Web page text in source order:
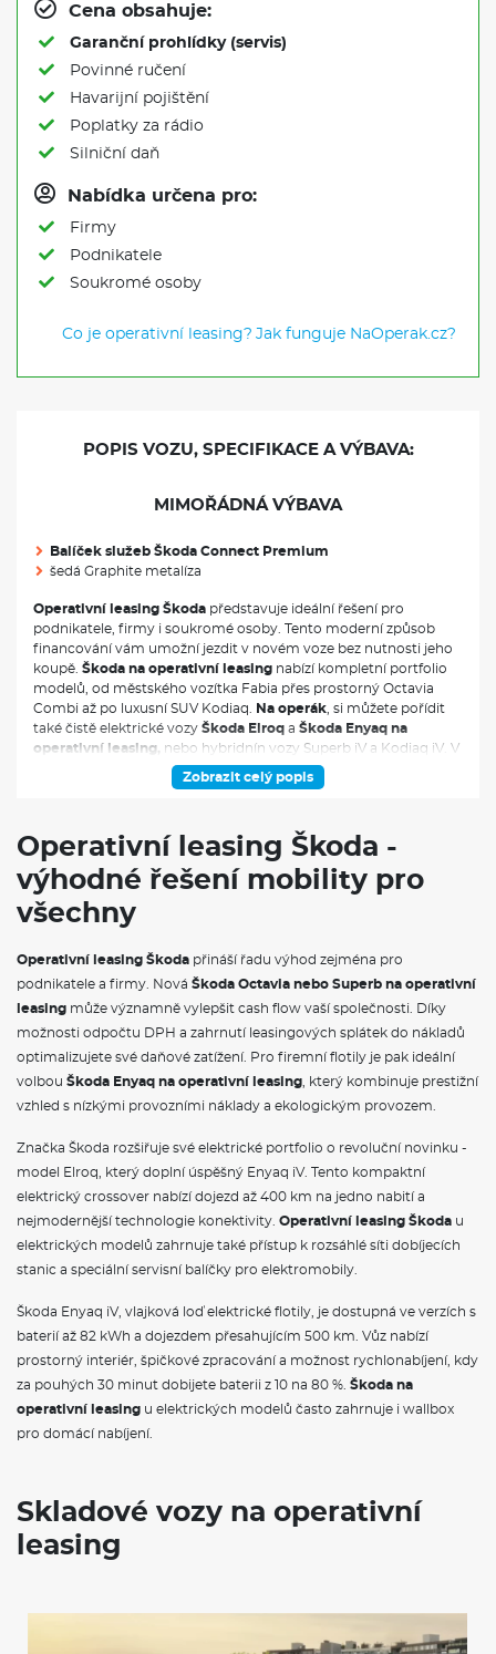
Cena obsahuje:
Garanční prohlídky (servis)
Povinné ručení
Havarijní pojištění
Poplatky za rádio
Silniční daň
Nabídka určena pro:
Firmy
Podnikatele
Soukromé osoby
Co je operativní leasing? Jak funguje NaOperak.cz?
POPIS VOZU, SPECIFIKACE A VÝBAVA:
MIMOŘÁDNÁ VÝBAVA
Balíček služeb Škoda Connect Premium
šedá Graphite metalíza
Operativní leasing Škoda představuje ideální řešení pro
podnikatele, firmy i soukromé osoby. Tento moderní způsob
financování vám umožní jezdit v novém voze bez nutnosti jeho
koupě. Škoda na operativní leasing nabízí kompletní portfolio
modelů, od městského vozítka Fabia přes prostorný Octavia
Combi až po luxusní SUV Kodiaq.
Na operák , si můžete pořídit
také čistě elektrické vozy Škoda Elroq a Škoda Enyaq na
operativní leasing, nebo hybridnín vozy Superb iV a Kodiaq iV. V
měsíční splátce jsou obvykle zahrnuty veškeré servisní náklady,
pojištění i pravidelná údržba, což vám umožní přesně plánovat
Zobrazit celý popis
Operativní leasing Škoda -
výhodné řešení mobility pro
všechny
Operativní leasing Škoda přináší řadu výhod zejména pro
podnikatele a firmy. Nová Škoda Octavia nebo Superb na operativní
leasing může významně vylepšit cash flow vaší společnosti. Díky
možnosti odpočtu DPH a zahrnutí leasingových splátek do nákladů
optimalizujete své daňové zatížení. Pro firemní flotily je pak ideální
volbou Škoda Enyaq na operativní leasing , který kombinuje prestižní
vzhled s nízkými provozními náklady a ekologickým provozem.
Značka Škoda rozšiřuje své elektrické portfolio o revoluční novinku -
model Elroq, který doplní úspěšný Enyaq iV. Tento kompaktní
elektrický crossover nabízí dojezd až 400 km na jedno nabití a
nejmodernější technologie konektivity. Operativní leasing Škoda u
elektrických modelů zahrnuje také přístup k rozsáhlé síti dobíjecích
stanic a speciální servisní balíčky pro elektromobily.
Škoda Enyaq iV, vlajková loď elektrické flotily, je dostupná ve verzích s
baterií až 82 kWh a dojezdem přesahujícím 500 km. Vůz nabízí
prostorný interiér, špičkové zpracování a možnost rychlonabíjení, kdy
za pouhých 30 minut dobijete baterii z 10 na 80 %. Škoda na
operativní leasing u elektrických modelů často zahrnuje i wallbox
pro domácí nabíjení.
Skladové vozy na operativní
leasing